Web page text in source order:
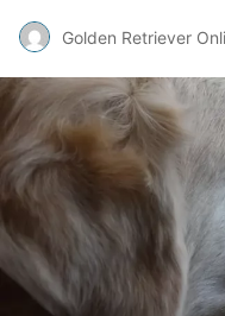
Golden Retriever